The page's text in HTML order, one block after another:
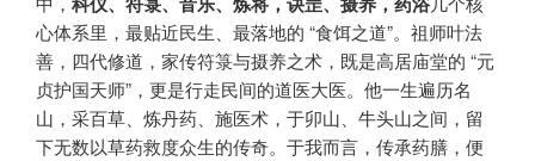
心体系里，最贴近民生、最落地的 “食饵之道”。祖师叶法
善，四代修道，家传符箓与摄养之术，既是高居庙堂的 “元
贞护国天师”，更是行走民间的道医大医。他一生遍历名
山，采百草、炼丹药、施医术，于卯山、牛头山之间，留
下无数以草药救度众生的传奇。于我而言，传承药膳，便